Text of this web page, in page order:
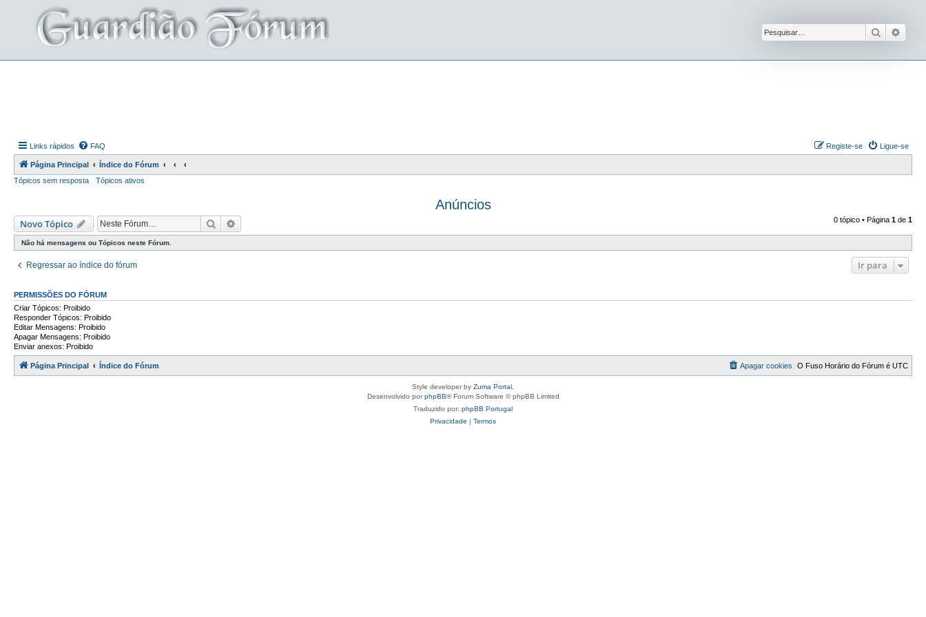
Pesquisar
Links rápidos FAQ Ligue-se
Registe-se
Página Principal
Índice do Fórum
Tópicos sem resposta
Tópicos ativos
Anúncios
Novo Tópico Pesquisar 0 tópico • Página 1 de 1
Não há mensagens ou Tópicos neste Fórum.
Regressar ao índice do fórum Ir para
PERMISSÕES DO FÓRUM
Criar Tópicos: Proibido
Responder Tópicos: Proibido
Editar Mensagens: Proibido
Apagar Mensagens: Proibido
Enviar anexos: Proibido
Página Principal Índice do Fórum O Fuso Horário do Fórum é UTC
Apagar cookies
Style developer by Zuma Portal
Desenvolvido porphpBB® Forum Software © phpBB Limited
Traduzido por: phpBB Portugal
Privacidade | Termos